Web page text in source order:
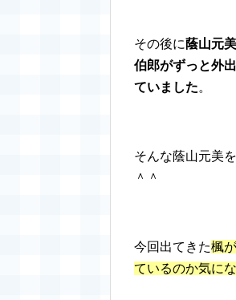
その後に蔭山元
伯郎がずっと外
ていました。
そんな蔭山元美を
＾＾
今回出てきた楓
ているのか気に